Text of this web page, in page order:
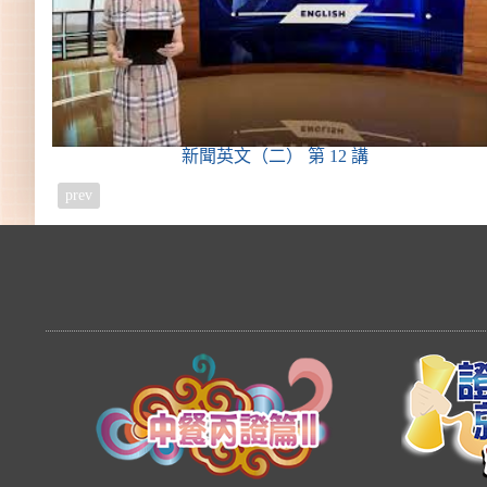
新聞英文（二） 第 12 講
prev